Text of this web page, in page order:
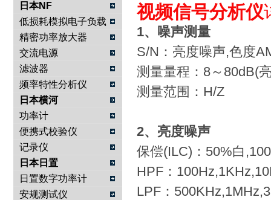
日本NF
低损耗模拟电子负载
精密功率放大器
交流电源
滤波器
频率特性分析仪
日本横河
功率计
便携式校验仪
记录仪
日本日置
日置数字功率计
安规测试仪
视频信号分析仪
1、噪声测量
S/N：亮度噪声,色度
测量量程：8～80dB(
测量范围：H/Z
2、亮度噪声
保偿(ILC)：50%白
HPF：
LPF：